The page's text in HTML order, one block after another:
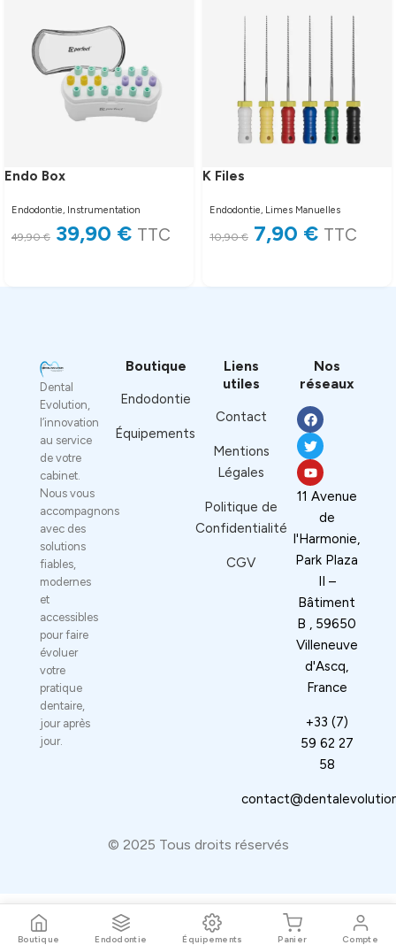
Endo Box
Endodontie, Instrumentation
49,90€ 39,90 € TTC
K Files
Endodontie, Limes Manuelles
10,90€ 7,90 € TTC
Dental
Evolution,
l’innovation
au service
de votre
cabinet.
Nous vous
accompagnons
avec des
solutions
fiables,
modernes
et
accessibles
pour faire
évoluer
votre
pratique
dentaire,
jour après
jour.
Boutique
Endodontie
Équipements
Liens
utiles
Contact
Mentions
Légales
Politique de
Confidentialité
CGV
Nos
réseaux
11 Avenue
de
l'Harmonie,
Park Plaza
II –
Bâtiment
B , 59650
Villeneuve
d'Ascq,
France
+33 (7)
59 62 27
58
© 2025 Tous droits réservés
Boutique Endodontie Équipements Panier Compte